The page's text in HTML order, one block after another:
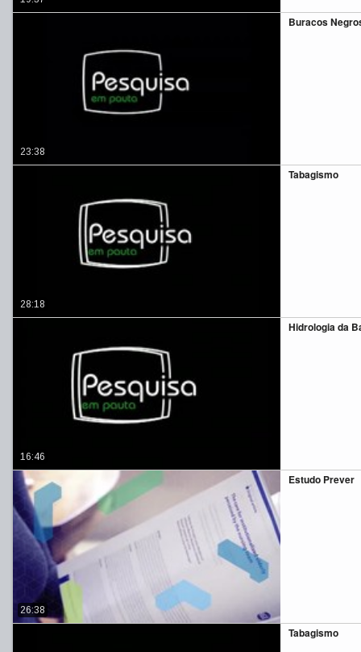
Buracos
23:38
Tabagismo
28:18
Hidrologia da
16:46
Estudo Prever
26:38
Tabagismo